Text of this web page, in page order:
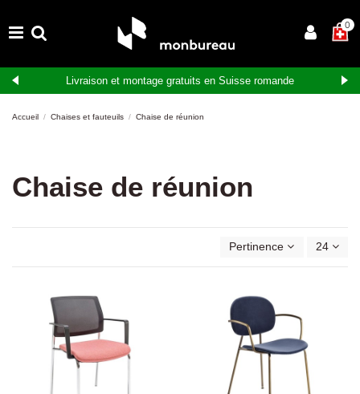
0
Livraison et montage gratuits en Suisse romande
Accueil Chaises et fauteuils Chaise de réunion
Chaise de réunion
Pertinence 24